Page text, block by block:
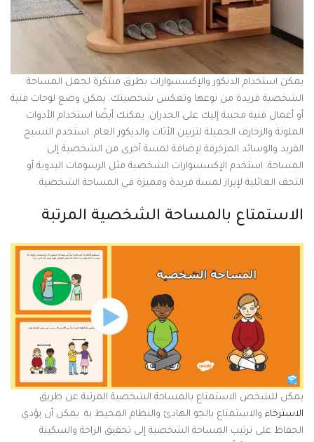
يمكن استخدام الديكور والإكسسوارات بطرق مبتكرة لجعل المساحة
الشخصية فريدة من نوعها وتعكس شخصيتك. يمكن وضع لوحات فنية
أو أعمال فنية محببة إليك على الجدران. يمكنك أيضًا استخدام الأدوات
الملونة والزخارف الجميلة لتزيين الأثاث والديكور العام. استخدم النسيج
الفريد والوسائد المزخرفة لإضافة لمسة أخرى من الشخصية إلى
المساحة. استخدم الإكسسوارات الشخصية مثل الرسومات اليدوية أو
التحف العائلية لإبراز لمسة فريدة ومميزة في المساحة الشخصية.
الاستمتاع بالمساحة الشخصية المرتبة
يمكن للشخص الاستمتاع بالمساحة الشخصية المرتبة عن طريق
الاسترخاء والاستمتاع بالجو الهادئ والنظام المحيط به. يمكن أن يؤدي
الحفاظ على ترتيب المساحة الشخصية إلى تحقيق الراحة والسكينة